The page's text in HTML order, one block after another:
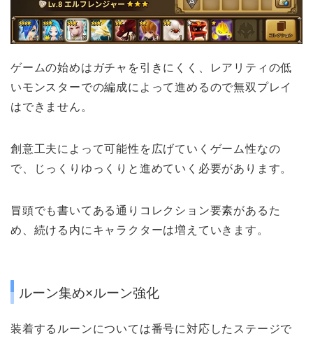
ゲームの始めはガチャを引きにくく、レアリティの低
いモンスターでの編成によって進めるので無双プレイ
はできません。
創意工夫によって可能性を広げていくゲーム性なの
で、じっくりゆっくりと進めていく必要があります。
冒頭でも書いてある通りコレクション要素があるた
め、続ける内にキャラクターは増えていきます。
ルーン集め×ルーン強化
装着するルーンについては番号に対応したステージで